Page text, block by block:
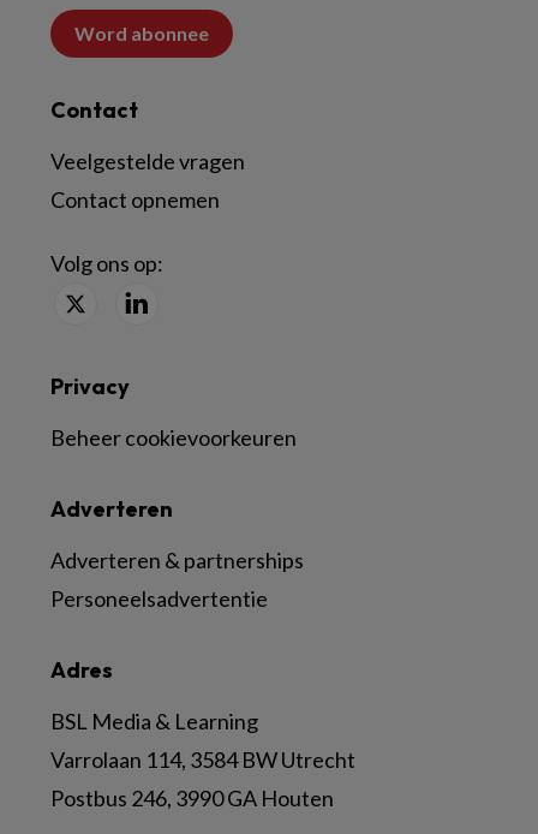
Word abonnee
Contact
Veelgestelde vragen
Contact opnemen
Volg ons op:
Adres
BSL Media & Learning
Varrolaan 114, 3584 BW Utrecht
Postbus 246, 3990 GA Houten
Adverteren
Adverteren & partnerships
Personeelsadvertentie
Privacy
Beheer cookievoorkeuren